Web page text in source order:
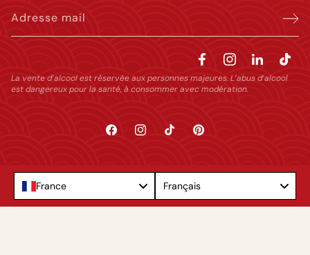
Adresse mail
La vente d’alcool est réservée aux personnes majeures. L’abus d’alcool
est dangereux pour la santé, à consommer avec modération.
FacebookInstagramTikTok Pinterest
France Français